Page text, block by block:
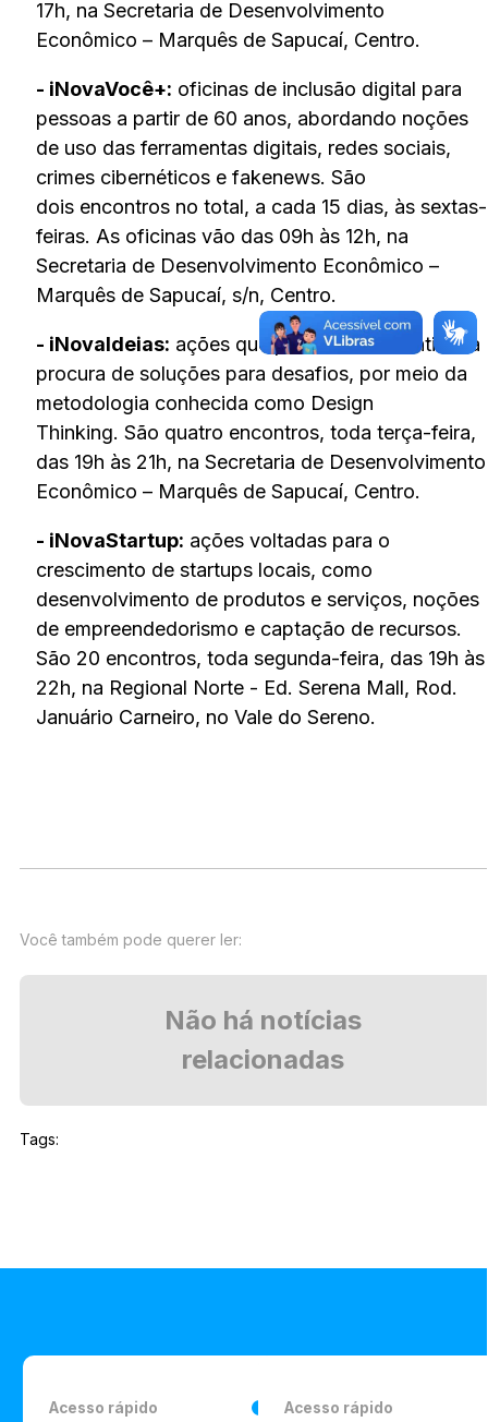
17h, na Secretaria de Desenvolvimento
Econômico – Marquês de Sapucaí, Centro.
- iNovaVocê+: oficinas de inclusão digital para
pessoas a partir de 60 anos, abordando noções
de uso das ferramentas digitais, redes sociais,
crimes cibernéticos e fakenews. São
dois encontros no total, a cada 15 dias, às sextas-
feiras. As oficinas vão das 09h às 12h, na
Secretaria de Desenvolvimento Econômico –
Marquês de Sapucaí, s/n, Centro.
- iNovaIdeias: ações que pretendem incentivar a
procura de soluções para desafios, por meio da
metodologia conhecida como Design
Thinking. São quatro encontros, toda terça-feira,
das 19h às 21h, na Secretaria de Desenvolvimento
Econômico – Marquês de Sapucaí, Centro.
- iNovaStartup: ações voltadas para o
crescimento de startups locais, como
desenvolvimento de produtos e serviços, noções
de empreendedorismo e captação de recursos.
São 20 encontros, toda segunda-feira, das 19h às
22h, na Regional Norte - Ed. Serena Mall, Rod.
Januário Carneiro, no Vale do Sereno.
Você também pode querer ler:
Não há notícias
relacionadas
Tags:
Acesso rápido Acesso rápido